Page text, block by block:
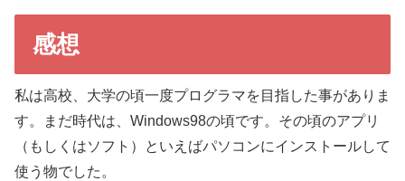
感想
私は高校、大学の頃一度プログラマを目指した事がありま
す。まだ時代は、Windows98の頃です。その頃のアプリ
（もしくはソフト）といえばパソコンにインストールして
使う物でした。